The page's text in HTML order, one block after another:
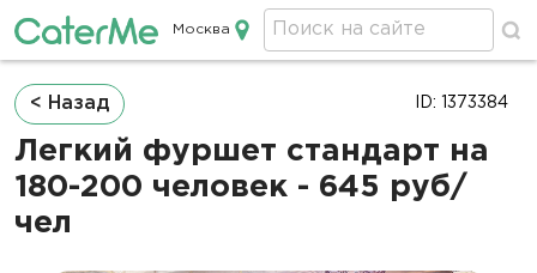
Кейтеринг в Москве
Москва
Строка
навигации
< Назад
Легкий фуршет стандарт на
180-200 человек - 645 руб/
чел
ID: 1373384